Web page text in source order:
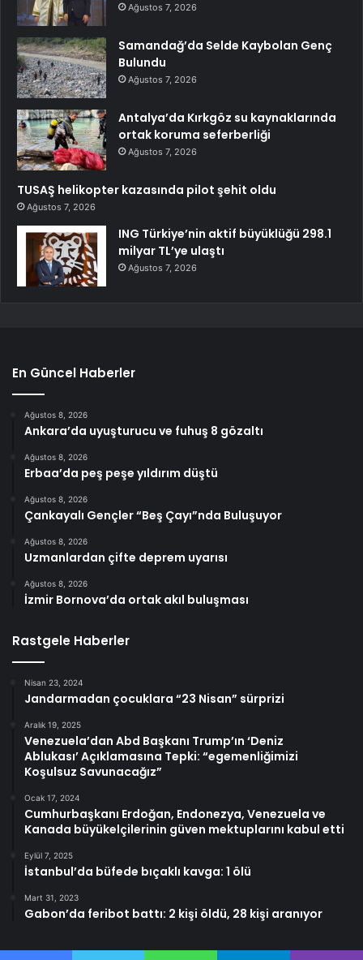
Ağustos 7, 2026
Samandağ’da Selde Kaybolan Genç
Bulundu
Ağustos 7, 2026
Antalya’da Kırkgöz su kaynaklarında
ortak koruma seferberliği
Ağustos 7, 2026
TUSAŞ helikopter kazasında pilot şehit oldu
Ağustos 7, 2026
ING Türkiye’nin aktif büyüklüğü 298.1
milyar TL’ye ulaştı
Ağustos 7, 2026
En Güncel Haberler
Ağustos 8, 2026
Ankara’da uyuşturucu ve fuhuş 8 gözaltı
Ağustos 8, 2026
Erbaa’da peş peşe yıldırım düştü
Ağustos 8, 2026
Çankayalı Gençler “Beş Çayı”nda Buluşuyor
Ağustos 8, 2026
Uzmanlardan çifte deprem uyarısı
Ağustos 8, 2026
İzmir Bornova’da ortak akıl buluşması
Rastgele Haberler
Nisan 23, 2024
Jandarmadan çocuklara “23 Nisan” sürprizi
Aralık 19, 2025
Venezuela’dan Abd Başkanı Trump’ın ‘Deniz
Ablukası’ Açıklamasına Tepki: “egemenliğimizi
Koşulsuz Savunacağız”
Ocak 17, 2024
Cumhurbaşkanı Erdoğan, Endonezya, Venezuela ve
Kanada büyükelçilerinin güven mektuplarını kabul etti
Eylül 7, 2025
İstanbul’da büfede bıçaklı kavga: 1 ölü
Mart 31, 2023
Gabon’da feribot battı: 2 kişi öldü, 28 kişi aranıyor